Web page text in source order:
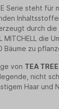
Serie steht
durch
MITCHELL die
zu
von TEA TREE
nicht
Haar und